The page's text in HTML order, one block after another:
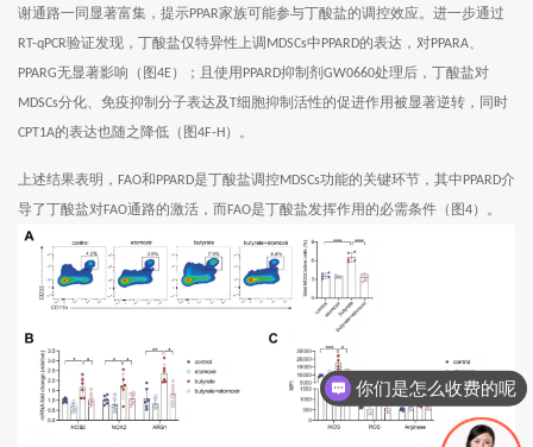
谢通路一同显著富集，提示PPAR家族可能参与丁酸盐的调控效应。进一步通过
RT-qPCR验证发现，丁酸盐仅特异性上调 MDSCs中 PPARD的表达，对PPARA、
PPARG无显著影响（图4E）；且使用 PPARD抑制剂 GW0660处理后，丁酸盐对
MDSCs分化、免疫抑制分子表达及T细胞抑制活性的促进作用被显著逆转，同时
CPT1A的表达也随之降低（图4F-H ）。
上述结果表明， FAO和 PPARD是丁酸盐调控MDSCs功能的关键环节，其中 PPARD介
导了丁酸盐对FAO通路的激活，而FAO是丁酸盐发挥作用的必需条件（图4）。
你们是怎么收费的呢
现在有优惠活动吗